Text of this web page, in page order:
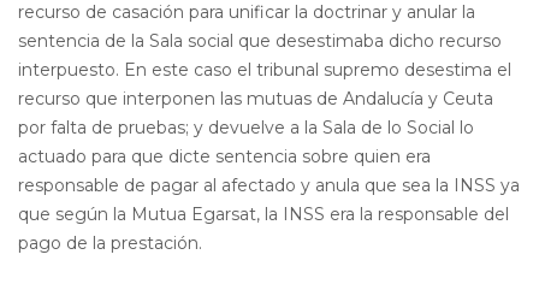
recurso de casación para unificar la doctrinar y anular la
sentencia de la Sala social que desestimaba dicho recurso
interpuesto. En este caso el tribunal supremo desestima el
recurso que interponen las mutuas de Andalucía y Ceuta
por falta de pruebas; y devuelve a la Sala de lo Social lo
actuado para que dicte sentencia sobre quien era
responsable de pagar al afectado y anula que sea la INSS ya
que según la Mutua Egarsat, la INSS era la responsable del
pago de la prestación.